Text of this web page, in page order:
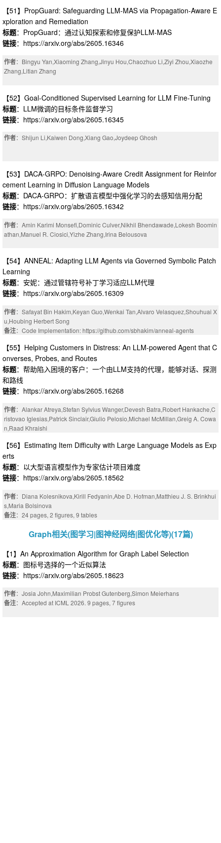
【51】PropGuard: Safeguarding LLM-MAS via Propagation-Aware E
xploration and Remediation
标题：PropGuard：通过认知探索和修复保护LLM-MAS
链接：https://arxiv.org/abs/2605.16346
作者：Bingyu Yan,Xiaoming Zhang,Jinyu Hou,Chaozhuo Li,Ziyi Zhou,Xiaozhe
Zhang,Litian Zhang
【52】Goal-Conditioned Supervised Learning for LLM Fine-Tuning
标题：LLM微调的目标条件监督学习
链接：https://arxiv.org/abs/2605.16345
作者：Shijun Li,Kaiwen Dong,Xiang Gao,Joydeep Ghosh
【53】DACA-GRPO: Denoising-Aware Credit Assignment for Reinfor
cement Learning in Diffusion Language Models
标题：DACA-GRPO：扩散语言模型中强化学习的去感知信用分配
链接：https://arxiv.org/abs/2605.16342
作者：Amin Karimi Monsefi,Dominic Culver,Nikhil Bhendawade,Lokesh Boomin
athan,Manuel R. Ciosici,Yizhe Zhang,Irina Belousova
【54】ANNEAL: Adapting LLM Agents via Governed Symbolic Patch
Learning
标题：安妮：通过管辖符号补丁学习适应LLM代理
链接：https://arxiv.org/abs/2605.16309
作者：Safayat Bin Hakim,Keyan Guo,Wenkai Tan,Alvaro Velasquez,Shouhuai X
u,Houbing Herbert Song
备注：Code Implementation: https://github.com/sbhakim/anneal-agents
【55】Helping Customers in Distress: An LLM-powered Agent that C
onverses, Probes, and Routes
标题：帮助陷入困境的客户：一个由LLM支持的代理，能够对话、探测
和路线
链接：https://arxiv.org/abs/2605.16268
作者：Alankar Atreya,Stefan Sylvius Wanger,Devesh Batra,Robert Hankache,C
ristovao Iglesias,Patrick Sinclair,Giulio Pelosio,Michael McMillan,Greig A. Cowa
n,Raad Khraishi
【56】Estimating Item Difficulty with Large Language Models as Exp
erts
标题：以大型语言模型作为专家估计项目难度
链接：https://arxiv.org/abs/2605.18562
作者：Diana Kolesnikova,Kirill Fedyanin,Abe D. Hofman,Matthieu J. S. Brinkhui
s,Maria Bolsinova
备注：24 pages, 2 figures, 9 tables
Graph相关(图学习|图神经网络|图优化等)(17篇)
【1】An Approximation Algorithm for Graph Label Selection
标题：图标号选择的一个近似算法
链接：https://arxiv.org/abs/2605.18623
作者：Josia John,Maximilian Probst Gutenberg,Simon Meierhans
备注：Accepted at ICML 2026. 9 pages, 7 figures